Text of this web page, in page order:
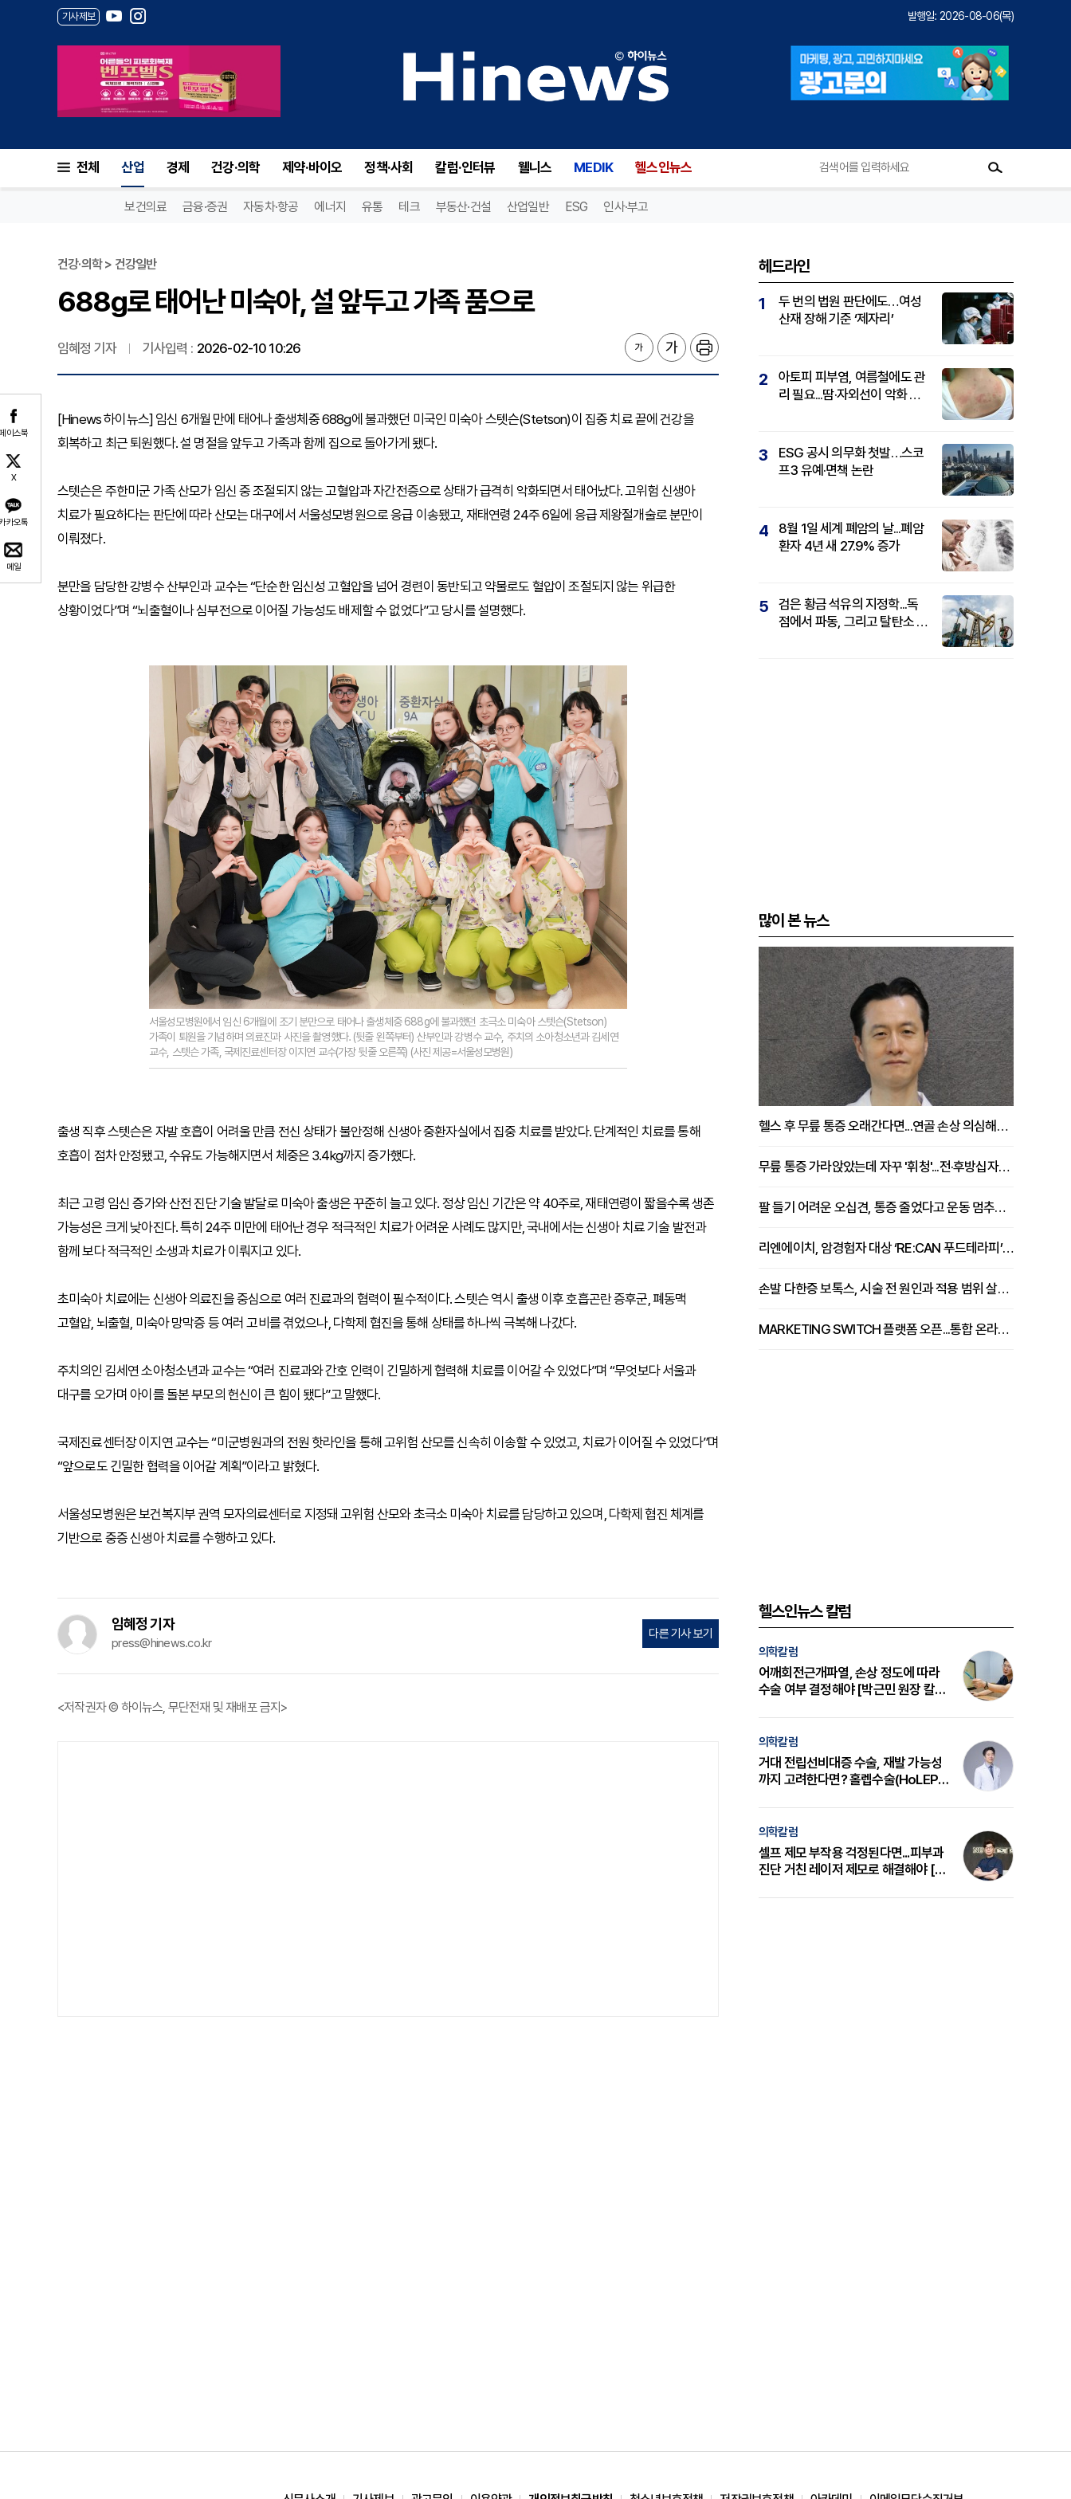
기사제보 발행일: 2026-08-06(목)
전체 산업 경제 건강·의학 제약·바이오 정책·사회 칼럼·인터뷰 웰니스 MEDIK 헬스인뉴스
보건의료 금융·증권 자동차·항공 에너지 유통 테크 부동산·건설 산업일반 ESG 인사·부고
이스북
X
카오톡
메일
건강·의학 > 건강일반
688g로 태어난 미숙아, 설 앞두고 가족 품으로
임혜정 기자 기사입력 : 2026-02-10 10:26
[Hinews 하이뉴스] 임신 6개월 만에 태어나 출생체중 688g에 불과했던 미국인 미숙아 스텟슨(Stetson)이 집중 치료 끝에 건강을
회복하고 최근 퇴원했다. 설 명절을 앞두고 가족과 함께 집으로 돌아가게 됐다.
스텟슨은 주한미군 가족 산모가 임신 중 조절되지 않는 고혈압과 자간전증으로 상태가 급격히 악화되면서 태어났다. 고위험 신생아
치료가 필요하다는 판단에 따라 산모는 대구에서 서울성모병원으로 응급 이송됐고, 재태연령 24주 6일에 응급 제왕절개술로 분만이
이뤄졌다.
분만을 담당한 강병수 산부인과 교수는 “단순한 임신성 고혈압을 넘어 경련이 동반되고 약물로도 혈압이 조절되지 않는 위급한
상황이었다”며 “뇌출혈이나 심부전으로 이어질 가능성도 배제할 수 없었다”고 당시를 설명했다.
서울성모병원에서 임신 6개월에 조기 분만으로 태어나 출생체중 688g에 불과했던 초극소 미숙아 스텟슨(Stetson)
가족이 퇴원을 기념하며 의료진과 사진을 촬영했다. (뒷줄 왼쪽부터) 산부인과 강병수 교수, 주치의 소아청소년과 김세연
교수, 스텟슨 가족, 국제진료센터장 이지연 교수(가장 뒷줄 오른쪽) (사진 제공=서울성모병원)
출생 직후 스텟슨은 자발 호흡이 어려울 만큼 전신 상태가 불안정해 신생아 중환자실에서 집중 치료를 받았다. 단계적인 치료를 통해
호흡이 점차 안정됐고, 수유도 가능해지면서 체중은 3.4kg까지 증가했다.
최근 고령 임신 증가와 산전 진단 기술 발달로 미숙아 출생은 꾸준히 늘고 있다. 정상 임신 기간은 약 40주로, 재태연령이 짧을수록 생존
가능성은 크게 낮아진다. 특히 24주 미만에 태어난 경우 적극적인 치료가 어려운 사례도 많지만, 국내에서는 신생아 치료 기술 발전과
함께 보다 적극적인 소생과 치료가 이뤄지고 있다.
초미숙아 치료에는 신생아 의료진을 중심으로 여러 진료과의 협력이 필수적이다. 스텟슨 역시 출생 이후 호흡곤란 증후군, 폐동맥
고혈압, 뇌출혈, 미숙아 망막증 등 여러 고비를 겪었으나, 다학제 협진을 통해 상태를 하나씩 극복해 나갔다.
주치의인 김세연 소아청소년과 교수는 “여러 진료과와 간호 인력이 긴밀하게 협력해 치료를 이어갈 수 있었다”며 “무엇보다 서울과
대구를 오가며 아이를 돌본 부모의 헌신이 큰 힘이 됐다”고 말했다.
국제진료센터장 이지연 교수는 “미군병원과의 전원 핫라인을 통해 고위험 산모를 신속히 이송할 수 있었고, 치료가 이어질 수 있었다”며
“앞으로도 긴밀한 협력을 이어갈 계획”이라고 밝혔다.
서울성모병원은 보건복지부 권역 모자의료센터로 지정돼 고위험 산모와 초극소 미숙아 치료를 담당하고 있으며, 다학제 협진 체계를
기반으로 중증 신생아 치료를 수행하고 있다.
임혜정 기자
press@hinews.co.kr
다른 기사 보기
<저작권자 © 하이뉴스, 무단전재 및 재배포 금지>
헤드라인
1
두 번의 법원 판단에도…여성
산재 장해 기준 ‘제자리’
2
아토피 피부염, 여름철에도 관
리 필요...땀·자외선이 악화 요
3
ESG 공시 의무화 첫발…스코
프3 유예·면책 논란
4
8월 1일 세계 폐암의 날...폐암
환자 4년 새 27.9% 증가
5
검은 황금 석유의 지정학...독
점에서 파동, 그리고 탈탄소 패
많이 본 뉴스
헬스 후 무릎 통증 오래간다면...연골 손상 의심해야 [김상범 원장 칼럼]
무릎 통증 가라앉았는데 자꾸 '휘청'...전·후방십자인대 파열 확인해야 [곽우경 원장 칼럼]
팔 들기 어려운 오십견, 통증 줄었다고 운동 멈추면 안 되는 이유 [이병욱 원장 칼럼]
리엔에이치, 암경험자 대상 ‘RE:CAN 푸드테라피’ 운영
손발 다한증 보톡스, 시술 전 원인과 적용 범위 살펴야 [강윤일 원장 칼럼]
MARKETING SWITCH 플랫폼 오픈...통합 온라인 마케팅 서비스 확대
헬스인뉴스 칼럼
의학칼럼
어깨회전근개파열, 손상 정도에 따라
수술 여부 결정해야 [박근민 원장 칼
의학칼럼
거대 전립선비대증 수술, 재발 가능성
까지 고려한다면? 홀렙수술(HoLEP)
의학칼럼
셀프 제모 부작용 걱정된다면...피부과
진단 거친 레이저 제모로 해결해야 [변